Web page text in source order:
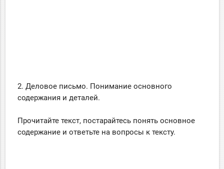
2. Деловое письмо. Понимание основного
содержания и деталей.
Прочитайте текст, постарайтесь понять основное
содержание и ответьте на вопросы к тексту.